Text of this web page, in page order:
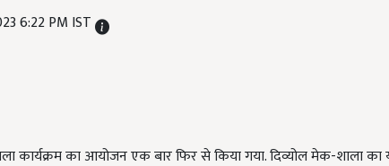
6:22 PM IST
कार्यक्रम का आयोजन एक बार फिर से किया गया. दिव्योल मेक-शाला का